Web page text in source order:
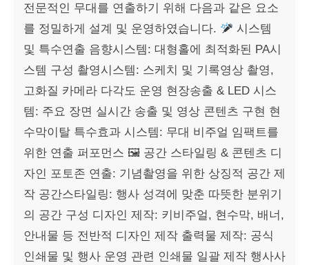
전문적인 무대를 연출하기 위해 다음과 같은 요소
를 정밀하게 설계 및 운영하였습니다.
시스템
및 특수연출 음향시스템: 대형홀에 최적화된 PA시
스템 구성 촬영시스템: 스케치 및 기록영상 촬영,
고화질 카메라 다각도 운영 현장송출 & LED 시스
템: 주요 장면 실시간 송출 및 영상 콘텐츠 구현 현
수막이탈 특수효과 시스템: 무대 비주얼 임팩트를
위한 연출 퍼포먼스 🖼 공간 스타일링 & 콘텐츠 디
자인 포토존 연출: 기념촬영을 위한 상징적 공간 제
작 공간스타일링: 행사 성격에 맞춘 따뜻한 분위기
의 공간 구성 디자인 제작: 키비주얼, 현수막, 배너,
안내물 등 전반적 디자인 제작 출력물 제작: 공식
인쇄물 및 행사 운영 관련 인쇄물 일괄 제작 행사사